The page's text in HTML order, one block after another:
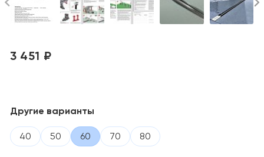
3 451 ₽
Другие варианты
40 50 60 70 80